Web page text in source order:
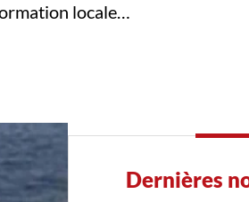
locale…
Dernières